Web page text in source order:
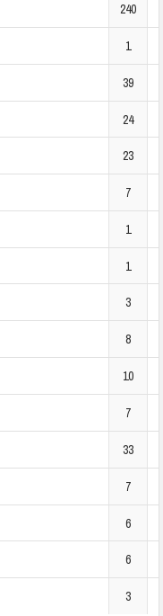
240
1
39
24
23
7
1
1
3
8
10
7
33
7
6
6
3